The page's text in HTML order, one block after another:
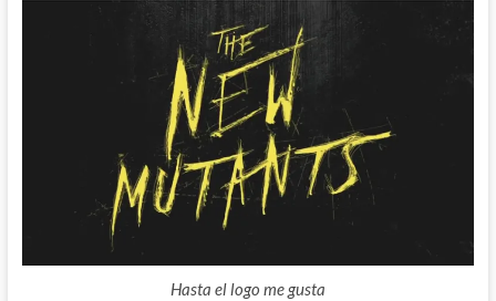
Hasta el logo me gusta